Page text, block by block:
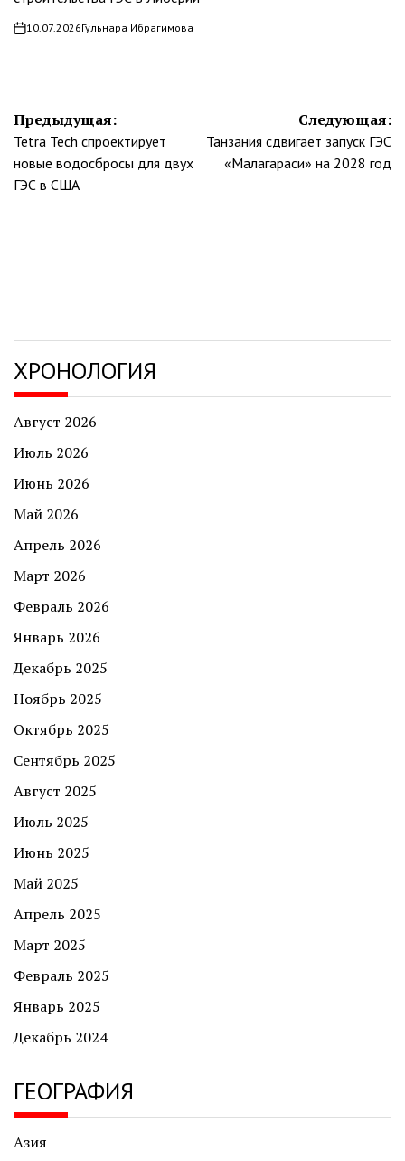
on10.07.2026Гульнара Ибрагимова
Навигация
по
записям
Предыдущая:
Tetra Tech спроектирует
новые водосбросы для двух
ГЭС в США
Следующая:
Танзания сдвигает запуск ГЭС
«Малагараси» на 2028 год
ХРОНОЛОГИЯ
Август 2026
Июль 2026
Июнь 2026
Май 2026
Апрель 2026
Март 2026
Февраль 2026
Январь 2026
Декабрь 2025
Ноябрь 2025
Октябрь 2025
Сентябрь 2025
Август 2025
Июль 2025
Июнь 2025
Май 2025
Апрель 2025
Март 2025
Февраль 2025
Январь 2025
Декабрь 2024
ГЕОГРАФИЯ
Азия